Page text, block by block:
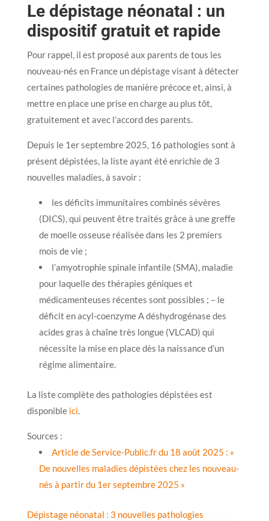
Le dépistage néonatal : un
dispositif gratuit et rapide
Pour rappel, il est proposé aux parents de tous les
nouveau-nés en France un dépistage visant à détecter
certaines pathologies de manière précoce et, ainsi, à
mettre en place une prise en charge au plus tôt,
gratuitement et avec l’accord des parents.
Depuis le 1er septembre 2025, 16 pathologies sont à
présent dépistées, la liste ayant été enrichie de 3
nouvelles maladies, à savoir :
les déficits immunitaires combinés sévères
(DICS), qui peuvent être traités grâce à une greffe
de moelle osseuse réalisée dans les 2 premiers
mois de vie ;
l’amyotrophie spinale infantile (SMA), maladie
pour laquelle des thérapies géniques et
médicamenteuses récentes sont possibles ; – le
déficit en acyl-coenzyme A déshydrogénase des
acides gras à chaîne très longue (VLCAD) qui
nécessite la mise en place dès la naissance d’un
régime alimentaire.
La liste complète des pathologies dépistées est
disponible ici.
Sources :
Article de Service-Public.fr du 18 août 2025 : «
De nouvelles maladies dépistées chez les nouveau-
nés à partir du 1er septembre 2025 »
Dépistage néonatal : 3 nouvelles pathologies